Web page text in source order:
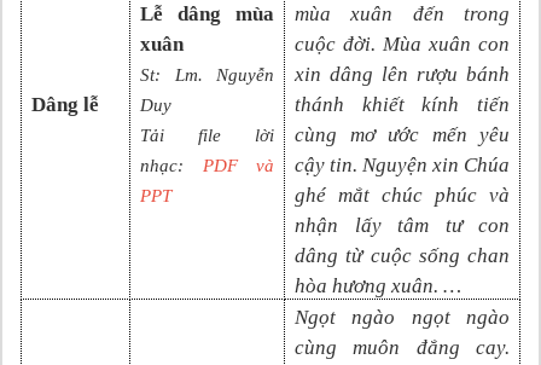
Dâng lễ
Lễ dâng mùa
xuân
St: Lm. Nguyễn
Duy
Tải file lời
nhạc:
PDF và
PPT
mùa xuân đến trong
cuộc đời. Mùa xuân con
xin dâng lên rượu bánh
thánh khiết kính tiến
cùng mơ ước mến yêu
cậy tin. Nguyện xin Chúa
ghé mắt chúc phúc và
nhận lấy tâm tư con
dâng từ cuộc sống chan
hòa hương xuân.​​​​​ …
Ngọt ngào ngọt ngào
cùng muôn đắng cay.